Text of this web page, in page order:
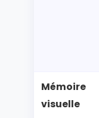
Mémoire
visuelle